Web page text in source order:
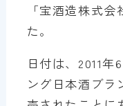
「宝酒造株式
た。
日付は、2011年
ング日本酒ブラ